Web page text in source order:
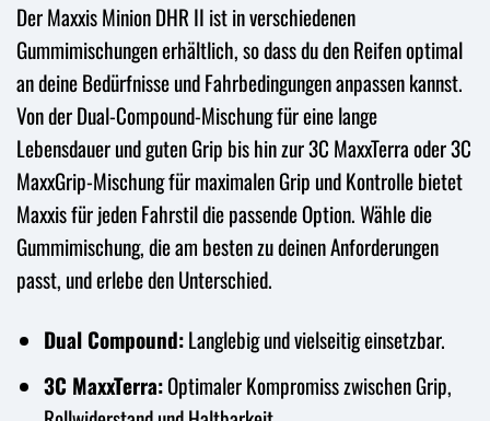
Der Maxxis Minion DHR II ist in verschiedenen
Gummimischungen erhältlich, so dass du den Reifen optimal
an deine Bedürfnisse und Fahrbedingungen anpassen kannst.
Von der Dual-Compound-Mischung für eine lange
Lebensdauer und guten Grip bis hin zur 3C MaxxTerra oder 3C
MaxxGrip-Mischung für maximalen Grip und Kontrolle bietet
Maxxis für jeden Fahrstil die passende Option. Wähle die
Gummimischung, die am besten zu deinen Anforderungen
passt, und erlebe den Unterschied.
Dual Compound:Langlebig und vielseitig einsetzbar.
3C MaxxTerra:Optimaler Kompromiss zwischen Grip,